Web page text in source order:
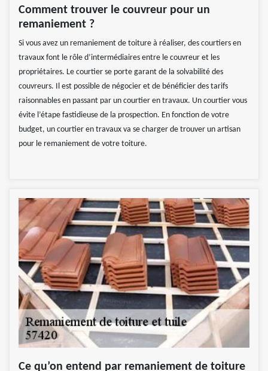
Comment trouver le couvreur pour un
remaniement ?
Si vous avez un remaniement de toiture à réaliser, des courtiers en
travaux font le rôle d’intermédiaires entre le couvreur et les
propriétaires. Le courtier se porte garant de la solvabilité des
couvreurs. Il est possible de négocier et de bénéficier des tarifs
raisonnables en passant par un courtier en travaux. Un courtier vous
évite l’étape fastidieuse de la prospection. En fonction de votre
budget, un courtier en travaux va se charger de trouver un artisan
pour le remaniement de votre toiture.
Ce qu’on entend par remaniement de toiture